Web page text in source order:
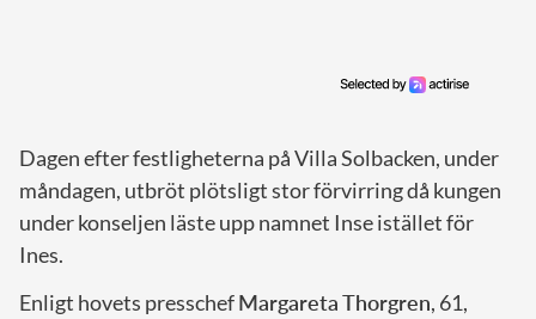
Dagen efter festligheterna på Villa Solbacken, under
måndagen, utbröt plötsligt stor förvirring då kungen
under konseljen läste upp namnet Inse istället för
Ines.
Enligt hovets presschefMargareta Thorgren, 61,